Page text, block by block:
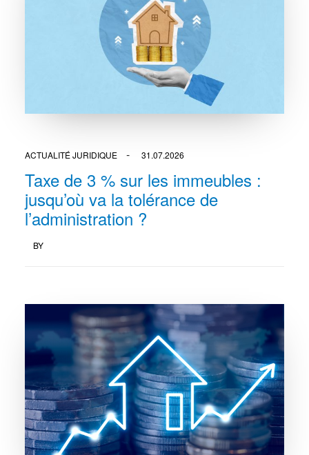
ACTUALITÉ JURIDIQUE 31.07.2026
Taxe de 3 % sur les immeubles :
jusqu’où va la tolérance de
l’administration ?
BY